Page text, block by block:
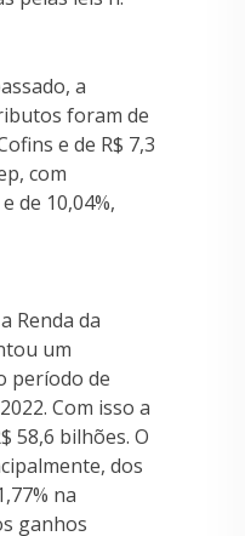
a
foram de
e de R$ 7,3
com
de 10,04%,
Renda da
um
período de
Com isso a
58,6 bilhões. O
dos
na
ganhos